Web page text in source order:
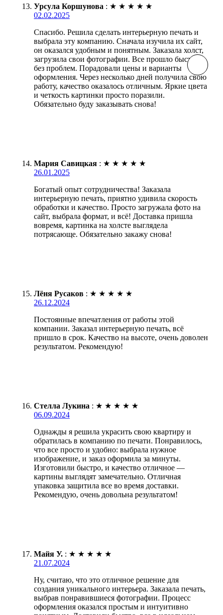
Урсула Коршунова : ★ ★ ★ ★ ★
02.02.2025
Спасибо. Решила сделать интерьерную печать и
выбрала эту компанию. Сначала изучила их сайт,
он оказался удобным и понятным. Заказала холст,
загрузила свои фотографии. Все прошло быстро и
без проблем. Порадовали цены и варианты
оформления. Через несколько дней получила свою
работу, качество оказалось отличным. Яркие цвета
и четкость картинки просто поразили.
Обязательно буду заказывать снова!
Мария Савицкая : ★ ★ ★ ★ ★
26.01.2025
Богатый опыт сотрудничества! Заказала
интерьерную печать, приятно удивила скорость
обработки и качество. Просто загружала фото на
сайт, выбрала формат, и всё! Доставка пришла
вовремя, картинка на холсте выглядела
потрясающе. Обязательно закажу снова!
Лёня Русаков : ★ ★ ★ ★ ★
26.12.2024
Постоянные впечатления от работы этой
компании. Заказал интерьерную печать, всё
пришло в срок. Качество на высоте, очень доволен
результатом. Рекомендую!
Стелла Лукина : ★ ★ ★ ★ ★
06.09.2024
Однажды я решила украсить свою квартиру и
обратилась в компанию по печати. Понравилось,
что все просто и удобно: выбрала нужное
изображение, и заказ оформила за минуты.
Изготовили быстро, и качество отличное —
картины выглядят замечательно. Отличная
упаковка защитила все во время доставки.
Рекомендую, очень довольна результатом!
Майя У. : ★ ★ ★ ★ ★
21.07.2024
Ну, считаю, что это отличное решение для
создания уникального интерьера. Заказала печать,
выбрав понравившиеся фотографии. Процесс
оформления оказался простым и интуитивно